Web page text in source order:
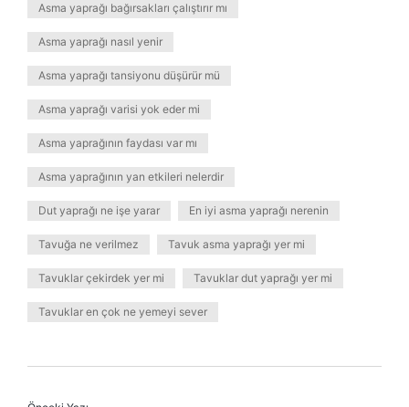
Asma yaprağı bağırsakları çalıştırır mı
Asma yaprağı nasıl yenir
Asma yaprağı tansiyonu düşürür mü
Asma yaprağı varisi yok eder mi
Asma yaprağının faydası var mı
Asma yaprağının yan etkileri nelerdir
Dut yaprağı ne işe yarar En iyi asma yaprağı nerenin
Tavuğa ne verilmez Tavuk asma yaprağı yer mi
Tavuklar çekirdek yer mi Tavuklar dut yaprağı yer mi
Tavuklar en çok ne yemeyi sever